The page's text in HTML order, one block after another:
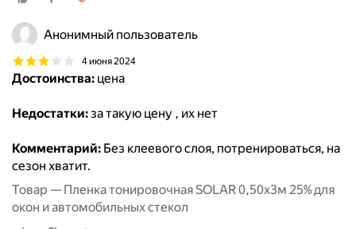
Анонимный пользователь
4 июня 2024
Достоинства: цена
Недостатки:за такую цену , их нет
Комментарий: Без клеевого слоя, потренироваться, на
сезон хватит.
Товар — Пленка тонировочная SOLAR 0,50х3м 25% для
окон и автомобильных стекол